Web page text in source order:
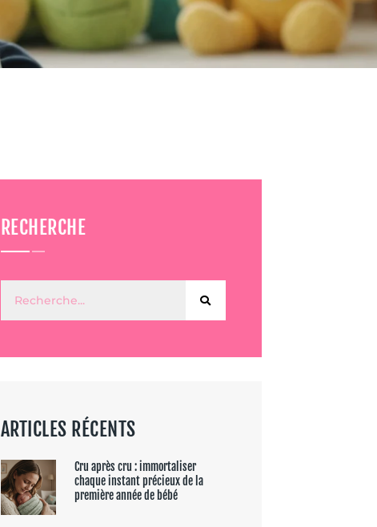
RECHERCHE
ARTICLES RÉCENTS
Cru après cru : immortaliser
chaque instant précieux de la
première année de bébé